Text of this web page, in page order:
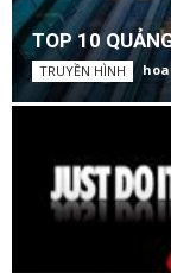
TOP 10
TRUYỀN HÌNH